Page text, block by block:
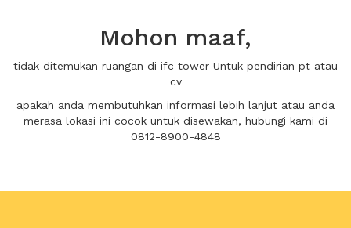
Mohon maaf,
tidak ditemukan ruangan di ifc tower Untuk pendirian pt atau
cv
apakah anda membutuhkan informasi lebih lanjut atau anda
merasa lokasi ini cocok untuk disewakan, hubungi kami di
0812-8900-4848